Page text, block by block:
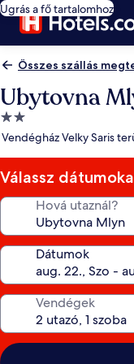
Ugrás a fő tartalomhoz
Összes szállás
Ubytovna
2.0
csillagos
Vendégház Velky Saris
Válassz
Hová utaznál?
Dátumok
Vendégek